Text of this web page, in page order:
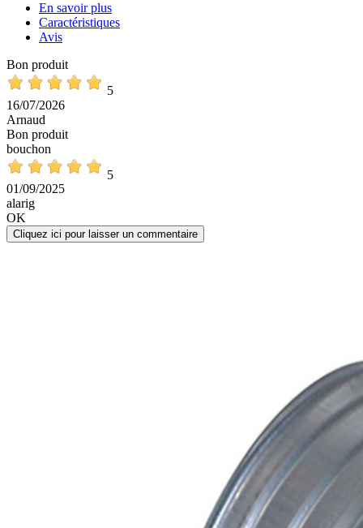
En savoir plus
Caractéristiques
Avis
Bon produit
5
16/07/2026
Arnaud
Bon produit
bouchon
5
01/09/2025
alarig
OK
Cliquez ici pour laisser un commentaire